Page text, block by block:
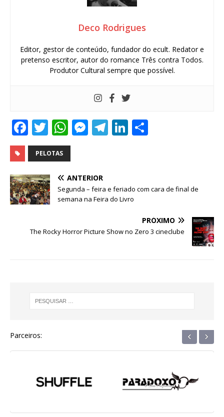
Deco Rodrigues
Editor, gestor de conteúdo, fundador do ecult. Redator e
pretenso escritor, autor do romance Três contra Todos.
Produtor Cultural sempre que possível.
F
a
c
e
b
o
o
k
T
w
it
te
r
W
h
at
s
A
p
M
e
n
g
r
T
ra
m
Li
dI
n
PELOTAS
ANTERIOR
Segunda – feira e feriado com cara de final de
semana na Feira do Livro
PRÓXIMO
The Rocky Horror Picture Show no Zero 3 cineclube
Parceiros: ‹ ›